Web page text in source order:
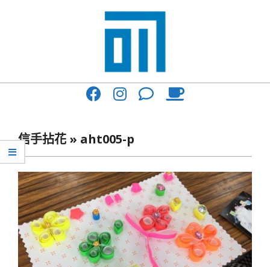
017
與
你
一
起
咖
啡
館
信手拈花 » aht005-p